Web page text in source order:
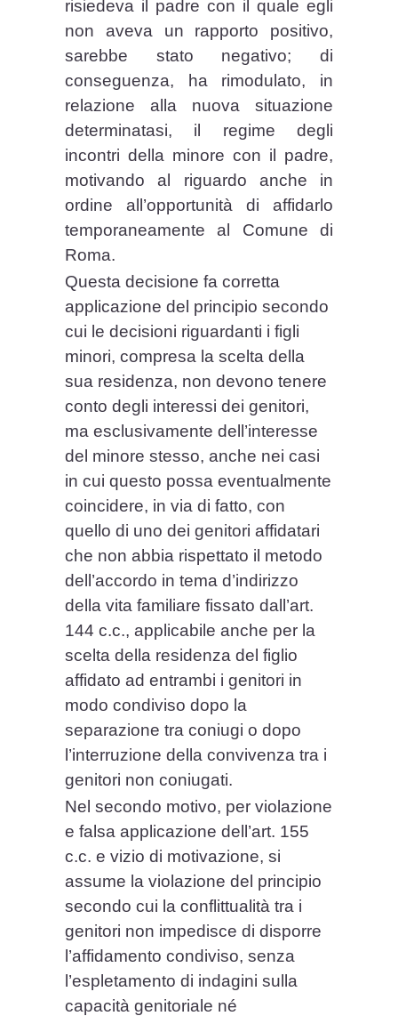
risiedeva il padre con il quale egli
non aveva un rapporto positivo,
sarebbe stato negativo; di
conseguenza, ha rimodulato, in
relazione alla nuova situazione
determinatasi, il regime degli
incontri della minore con il padre,
motivando al riguardo anche in
ordine all’opportunità di affidarlo
temporaneamente al Comune di
Roma.
Questa decisione fa corretta
applicazione del principio secondo
cui le decisioni riguardanti i figli
minori, compresa la scelta della
sua residenza, non devono tenere
conto degli interessi dei genitori,
ma esclusivamente dell’interesse
del minore stesso, anche nei casi
in cui questo possa eventualmente
coincidere, in via di fatto, con
quello di uno dei genitori affidatari
che non abbia rispettato il metodo
dell’accordo in tema d’indirizzo
della vita familiare fissato dall’art.
144 c.c., applicabile anche per la
scelta della residenza del figlio
affidato ad entrambi i genitori in
modo condiviso dopo la
separazione tra coniugi o dopo
l’interruzione della convivenza tra i
genitori non coniugati.
Nel secondo motivo, per violazione
e falsa applicazione dell’art. 155
c.c. e vizio di motivazione, si
assume la violazione del principio
secondo cui la conflittualità tra i
genitori non impedisce di disporre
l’affidamento condiviso, senza
l’espletamento di indagini sulla
capacità genitoriale né